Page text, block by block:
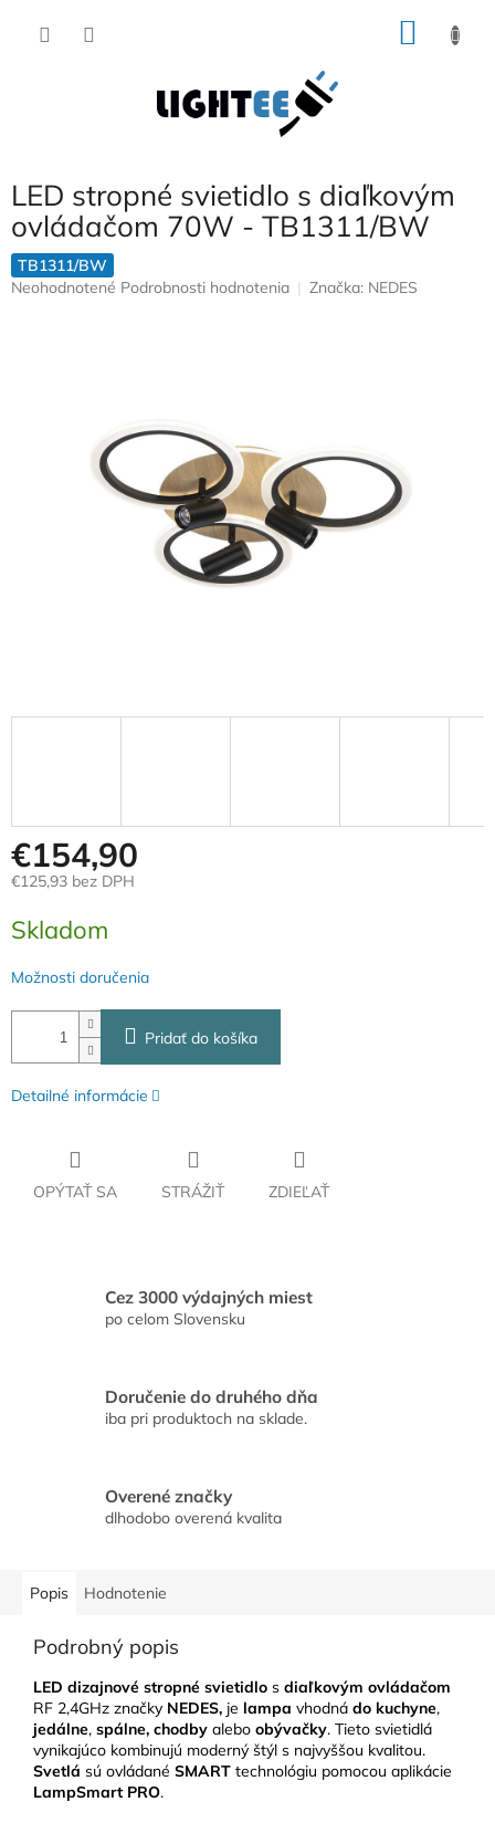
LED stropné svietidlo s diaľkovým
ovládačom 70W - TB1311/BW
TB1311/BW
Priemerné
Neohodnotené Podrobnosti hodnotenia Značka: NEDES
€154,90
€125,93 bez DPH
cena:
Skladom
Možnosti doručenia
Pridať do košíka
Detailné informácie
OPÝTAŤ SA STRÁŽIŤ ZDIEĽAŤ
Cez 3000 výdajných miest
po celom Slovensku
Doručenie do druhého dňa
iba pri produktoch na sklade.
Overené značky
dlhodobo overená kvalita
Popis Hodnotenie
Podrobný popis
LED dizajnové stropné svietidlo s diaľkovým ovládačom
RF 2,4GHz značky NEDES, je lampa vhodná do kuchyne,
jedálne, spálne, chodby alebo obývačky. Tieto svietidlá
vynikajúco kombinujú moderný štýl s najvyššou kvalitou.
Svetlá sú ovládané SMART technológiu pomocou aplikácie
LampSmart PRO.